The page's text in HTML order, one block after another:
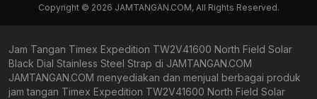
Copyright © 2026 JAMTANGAN.COM, All Rights Reserved.
Jam Tangan Timex Expedition TW2V41600 North Field Solar
Black Dial Stainless Steel Strap di JAMTANGAN.COM
JAMTANGAN.COM menyediakan dan menjual berbagai produk
jam tangan Timex Expedition TW2V41600 North Field Solar